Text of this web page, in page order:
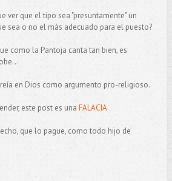
ver que el tipo sea "presuntamente" un
sea o no el más adecuado para el puesto?
como la Pantoja canta tan bien, es
en Dios como argumento pro-religioso.
este post es una FALACIA
que lo pague, como todo hijo de